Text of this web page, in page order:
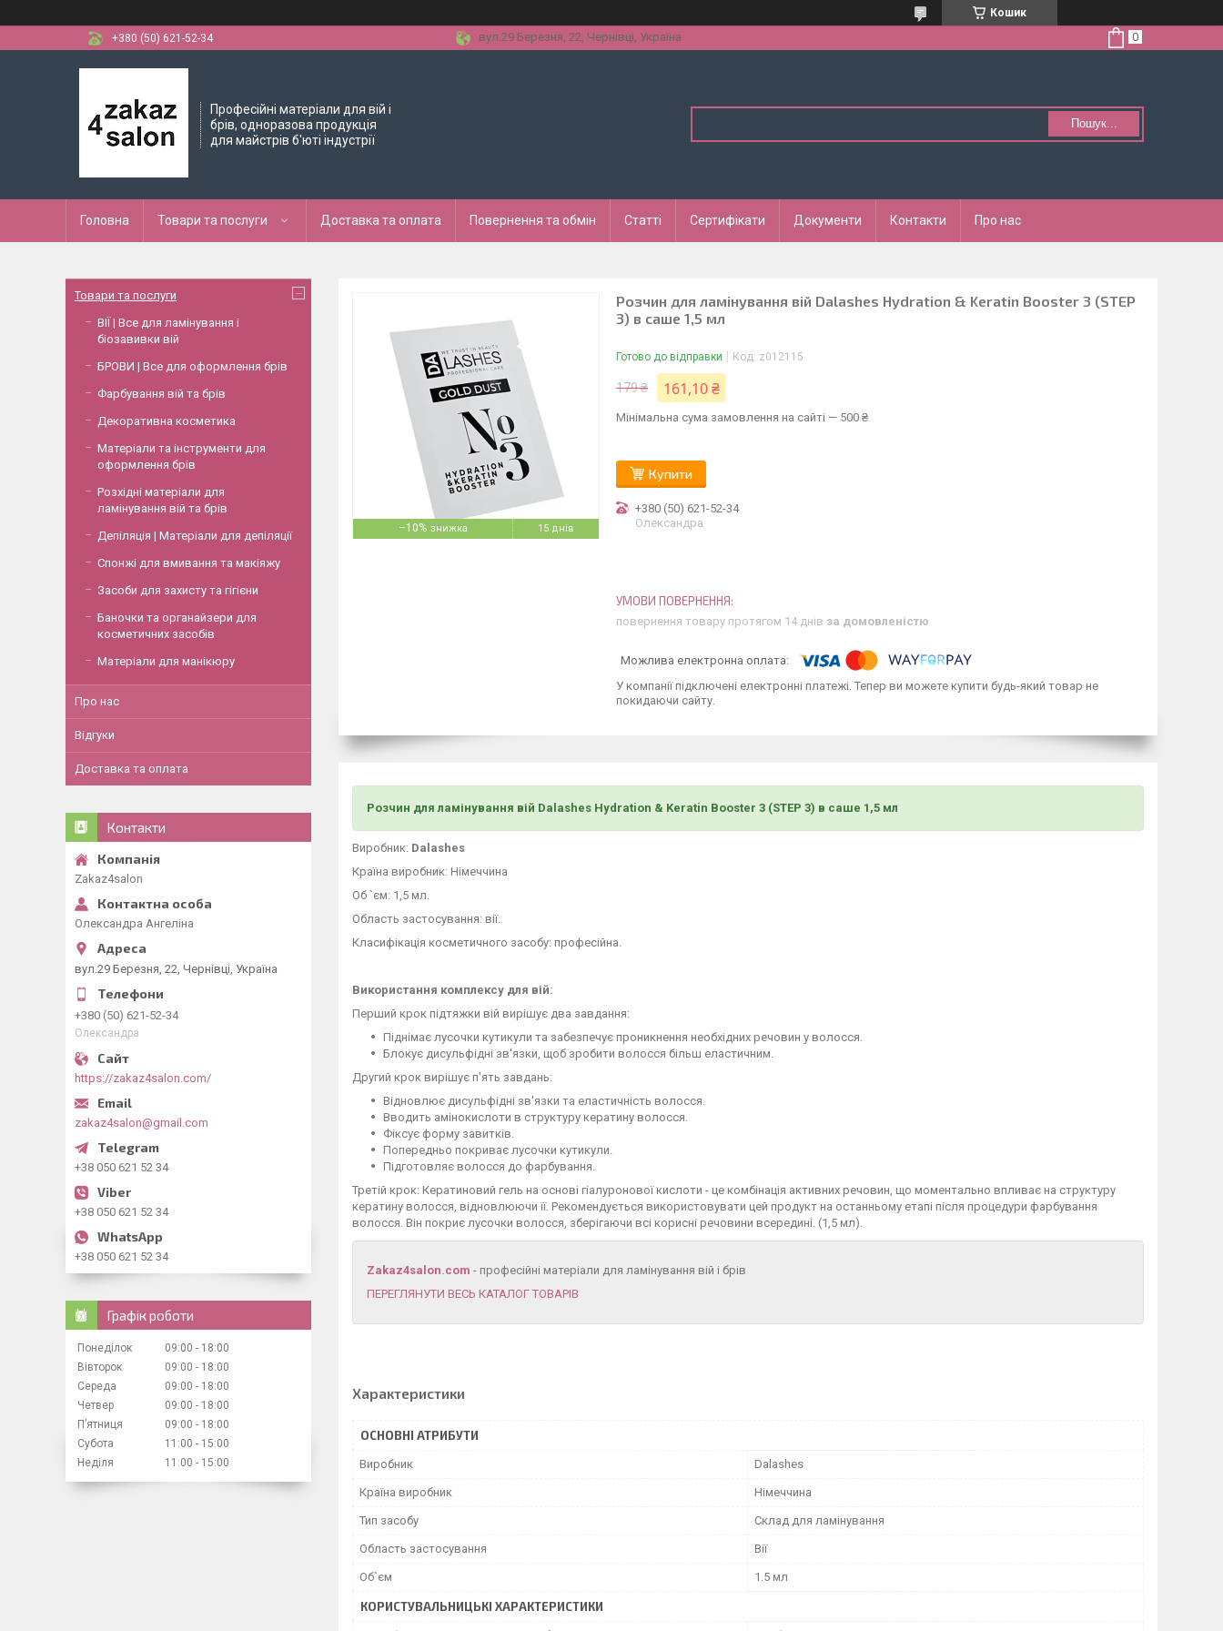
Кошик
+380 (50) 621-52-34
вул.29 Березня, 22, Чернівці, Україна
Професійні матеріали для вій і
брів, одноразова продукція
для майстрів б'юті індустрії
Пошук...
Головна Товари та послуги Доставка та оплата Повернення та обмін Статті Сертифікати Документи Контакти Про нас
–10% 15 днів
Розчин для ламінування вій Dalashes Hydration & Keratin Booster 3 (STEP
3) в саше 1,5 мл
Готово до відправки Код: z012115
179 ₴ 161,10 ₴
Мінімальна сума замовлення на сайті — 500 ₴
Купити
+380 (50) 621-52-34
Олександра
повернення товару протягом 14 днів за домовленістю
У компанії підключені електронні платежі. Тепер ви можете купити будь-який товар не
покидаючи сайту.
Розчин для ламінування вій Dalashes Hydration & Keratin Booster 3 (STEP 3) в саше 1,5 мл
Виробник: Dalashes
Країна виробник: Німеччина
Об `єм: 1,5 мл.
Область застосування: вії.
Класифікація косметичного засобу: професійна.
Використання комплексу для вій:
Перший крок підтяжки вій вирішує два завдання:
Піднімає лусочки кутикули та забезпечує проникнення необхідних речовин у волосся.
Блокує дисульфідні зв'язки, щоб зробити волосся більш еластичним.
Другий крок вирішує п'ять завдань:
Відновлює дисульфідні зв'язки та еластичність волосся.
Вводить амінокислоти в структуру кератину волосся.
Фіксує форму завитків.
Попередньо покриває лусочки кутикули.
Підготовляє волосся до фарбування.
Третій крок: Кератиновий гель на основі гіалуронової кислоти - це комбінація активних речовин, що моментально впливає на структуру
кератину волосся, відновлюючи її. Рекомендується використовувати цей продукт на останньому етапі після процедури фарбування
волосся. Він покриє лусочки волосся, зберігаючи всі корисні речовини всередині. (1,5 мл).
Zakaz4salon.com - професійні матеріали для ламінування вій і брів
ПЕРЕГЛЯНУТИ ВЕСЬ КАТАЛОГ ТОВАРІВ
Характеристики
ОСНОВНІ АТРИБУТИ
Виробник Dalashes
Країна виробник Німеччина
Тип засобу Склад для ламінування
Область застосування Вії
Об`єм 1.5 мл
КОРИСТУВАЛЬНИЦЬКІ ХАРАКТЕРИСТИКИ
Товари та послуги
ВІЇ | Все для ламінування і
біозавивки вій
БРОВИ | Все для оформлення брів
Фарбування вій та брів
Декоративна косметика
Матеріали та інструменти для
оформлення брів
Розхідні матеріали для
ламінування вій та брів
Депіляція | Матеріали для депіляції
Спонжі для вмивання та макіяжу
Засоби для захисту та гігієни
Баночки та органайзери для
косметичних засобів
Матеріали для манікюру
Про нас
Відгуки
Доставка та оплата
Контакти
Zakaz4salon
Олександра Ангеліна
вул.29 Березня, 22, Чернівці, Україна
+380 (50) 621-52-34
Олександра
https://zakaz4salon.com/
zakaz4salon@gmail.com
+38 050 621 52 34
+38 050 621 52 34
+38 050 621 52 34
Графік роботи
Понеділок 09:00
18:00
Вівторок
09:00
18:00
Середа
09:00
18:00
Четвер
09:00
18:00
Пʼятниця
09:00
18:00
Субота
11:00
15:00
Неділя
11:00 15:00